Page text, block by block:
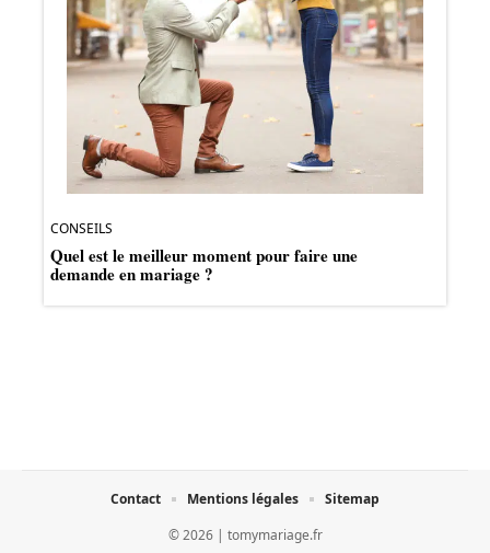
CONSEILS
Quel est le meilleur moment pour faire une
demande en mariage ?
© 2026 | tomymariage.fr
Contact Mentions légales Sitemap